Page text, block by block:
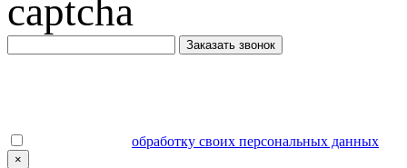
Заказать звонок
обработку своих персональных данных
×